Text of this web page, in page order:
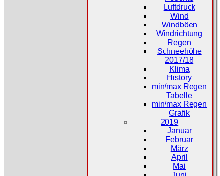
Luftdruck
Wind
Windböen
Windrichtung
Regen
Schneehöhe
2017/18
Klima
History
min/max Regen
Tabelle
min/max Regen
Grafik
2019
Januar
Februar
März
April
Mai